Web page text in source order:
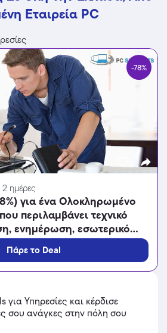
Εταιρεία PC
-78%
2 ημέρες
για ένα Ολοκληρωμένο
περιλαμβάνει τεχνικό
ενημέρωση, εσωτερικό
εγκατάσταση
και περιφερειακών
και backup με
την Ελλάδα, από την
PC Supports.
Πάρε το Deal
Υπηρεσίες και κέρδισε
σου ανάγκες στην πόλη σου